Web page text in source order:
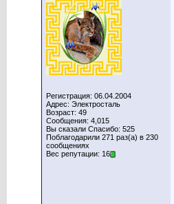
Регистрация: 06.04.2004
Адрес: Электросталь
Возраст: 49
Сообщения: 4,015
Вы сказали Спасибо: 525
Поблагодарили 271 раз(а) в 230
сообщениях
Вес репутации: 16